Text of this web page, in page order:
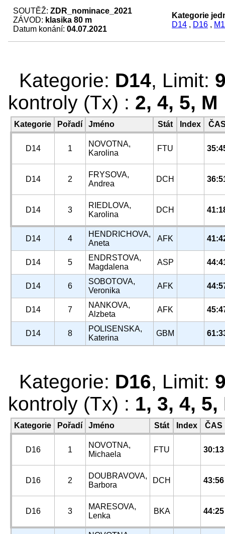
SOUTĚŽ: ZDR_nominace_2021
ZÁVOD: klasika 80 m
Datum konání: 04.07.2021
Kategorie
D14 , D16 ,
Kategorie: D14, Limit:
kontroly (Tx) : 2, 4, 5, M
Kategorie Pořadí Jméno Stát Index
D14 1
NOVOTNA,
Karolina
FTU
D14 2
FRYSOVA,
Andrea
DCH
D14 3
RIEDLOVA,
Karolina
DCH
D14 4
HENDRICHOVA,
Aneta
AFK
D14 5
ENDRSTOVA,
Magdalena
ASP
D14 6
SOBOTOVA,
Veronika
AFK
D14 7
NANKOVA,
Alzbeta
AFK
D14 8
POLISENSKA,
Katerina
GBM
Kategorie: D16, Limit:
kontroly (Tx) : 1, 3, 4, 5,
Kategorie Pořadí Jméno Stát Index ČAS
D16 1
NOVOTNA,
Michaela
FTU 30:13
D16 2
DOUBRAVOVA,
Barbora
DCH 43:56
D16 3
MARESOVA,
Lenka
BKA 44:25